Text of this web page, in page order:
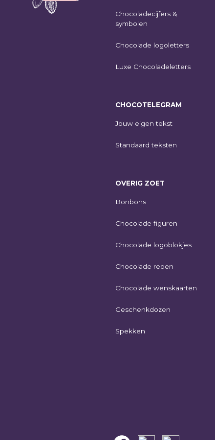
Chocoladecijfers &
symbolen
Chocolade logoletters
Luxe Chocoladeletters
CHOCOTELEGRAM
Jouw eigen tekst
Standaard teksten
OVERIG ZOET
Bonbons
Chocolade figuren
Chocolade logoblokjes
Chocolade repen
Chocolade wenskaarten
Geschenkdozen
Spekken